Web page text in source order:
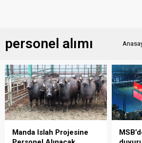
personel alımı
Manda Islah Projesine